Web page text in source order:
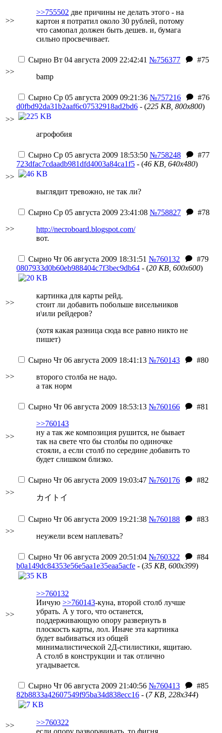
>>
>>755502 две причины не делать этого - на
картон я потратил около 30 рублей, потому
что самопал должен быть дешев. и, бумага
сильно просвечивает.
>>
Сырно Вт 04 августа 2009 22:42:41 №756377
#75
bamp
>>
Сырно Ср 05 августа 2009 09:21:36 №757216
#76
d0fbd92da31b2aaf6c07532918ad2bd6 - (225 KB, 800x800)
агрофобия
>>
Сырно Ср 05 августа 2009 18:53:50 №758248
#77
723dfac7cdaadb981dfd4003a84ca1f5 - (46 KB, 640x480)
выглядит тревожно, не так ли?
>>
Сырно Ср 05 августа 2009 23:41:08 №758827
#78
http://necroboard.blogspot.com/
вот.
>>
Сырно Чт 06 августа 2009 18:31:51 №760132
#79
0807933d0b60eb988404c7f3bec9db64 - (20 KB, 600x600)
картинка для карты рейд.
стоит ли добавить побольше висельников
и\или рейдеров?
(хотя какая разница сюда все равно никто не
пишет)
>>
Сырно Чт 06 августа 2009 18:41:13 №760143
#80
второго столба не надо.
а так норм
>>
Сырно Чт 06 августа 2009 18:53:13 №760166
#81
>>760143
ну а так же композиция рушится, не бывает
так на свете что бы столбы по одиночке
стояли, а если столб по середине добавить то
будет слишком близко.
>>
Сырно Чт 06 августа 2009 19:03:47 №760176 #82
カイトイ
>>
Сырно Чт 06 августа 2009 19:21:38 №760188
#83
неужели всем наплевать?
>>
Сырно Чт 06 августа 2009 20:51:04 №760322
#84
b0a149dc84353e56e5aa1e35eaa5acfe - (35 KB, 600x399)
>>760132
Иичую >>760143-куна, второй столб лучше
убрать. А у того, что останется,
поддерживающую опору развернуть в
плоскость карты, лол. Иначе эта картинка
будет выбиваться из общей
минималистической 2Д-стилистики, ящитаю.
А столб в конструкции и так отлично
угадывается.
>>
Сырно Чт 06 августа 2009 21:40:56 №760413
#85
82b8833a42607549f95ba34d838ecc16 - (7 KB, 228x344)
>>760322
если опору разворачивать, то фигня